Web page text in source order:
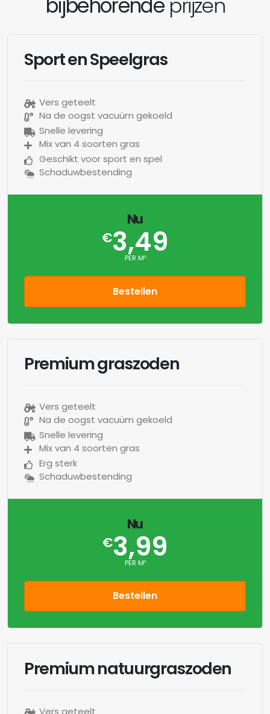
Sport en Speelgras
Vers geteelt
Na de oogst vacuüm gekoeld
Snelle levering
Mix van 4 soorten gras
Geschikt voor sport en spel
Schaduwbestending
Nu
€3,49
PER M²
Bestellen
Premium graszoden
Vers geteelt
Na de oogst vacuüm gekoeld
Snelle levering
Mix van 4 soorten gras
Erg sterk
Schaduwbestending
Nu
€3,99
PER M²
Bestellen
Premium natuurgraszoden
Vers geteelt